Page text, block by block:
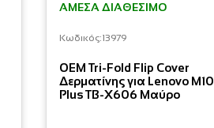
ΆΜΕΣΑ ΔΙΑΘΈΣΙΜΟ
Κωδικός:13979
OEM Tri-Fold Flip Cover
Δερματίνης για Lenovo M10
Plus TB-X606 Μαύρο